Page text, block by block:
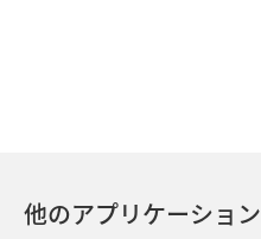
他のアプリケーション